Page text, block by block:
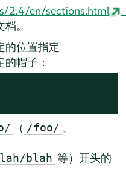
2.4/en/sections.html
。
的位置指定
帽子：
（ /foo/ 、
blah 等）开头的